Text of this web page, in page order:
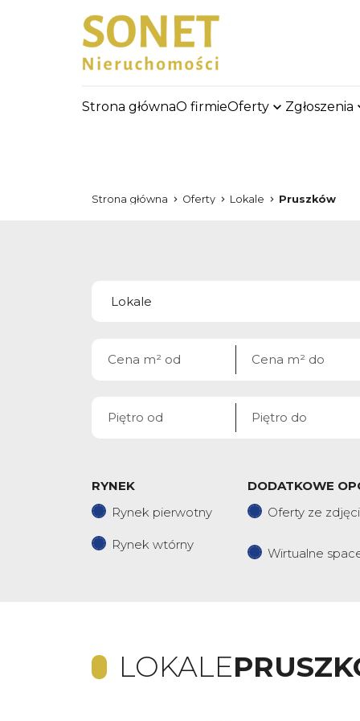
Strona głównaO firmieOferty Zgłoszenia
Strona główna Oferty Lokale Pruszków
RYNEK
Rynek pierwotny
Rynek wtórny
DODATKOWE
Oferty ze
Wirtualne
LOKALE